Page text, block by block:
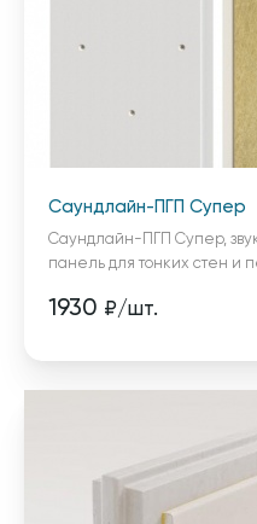
Саундлайн-ПГП Супер
Саундлайн-ПГП Супер,
панель для тонких стен и
1930 ₽/шт.